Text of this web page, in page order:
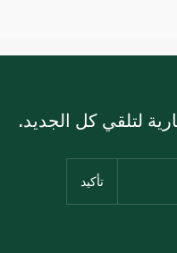
لتلقي كل الجديد.